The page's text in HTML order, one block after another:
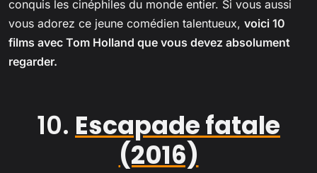
conquis les cinéphiles du monde entier. Si vous aussi
vous adorez ce jeune comédien talentueux, voici 10
films avec Tom Holland que vous devez absolument
regarder.
10. Escapade fatale
(2016)